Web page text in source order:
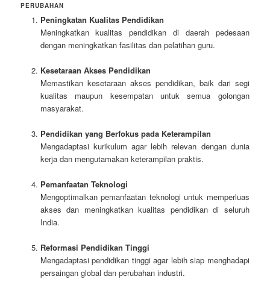
PERUBAHAN
Peningkatan Kualitas Pendidikan
Meningkatkan kualitas pendidikan di daerah pedesaan
dengan meningkatkan fasilitas dan pelatihan guru.
Kesetaraan Akses Pendidikan
Memastikan kesetaraan akses pendidikan, baik dari segi
kualitas maupun kesempatan untuk semua golongan
masyarakat.
Pendidikan yang Berfokus pada Keterampilan
Mengadaptasi kurikulum agar lebih relevan dengan dunia
kerja dan mengutamakan keterampilan praktis.
Pemanfaatan Teknologi
Mengoptimalkan pemanfaatan teknologi untuk memperluas
akses dan meningkatkan kualitas pendidikan di seluruh
India.
Reformasi Pendidikan Tinggi
Mengadaptasi pendidikan tinggi agar lebih siap menghadapi
persaingan global dan perubahan industri.